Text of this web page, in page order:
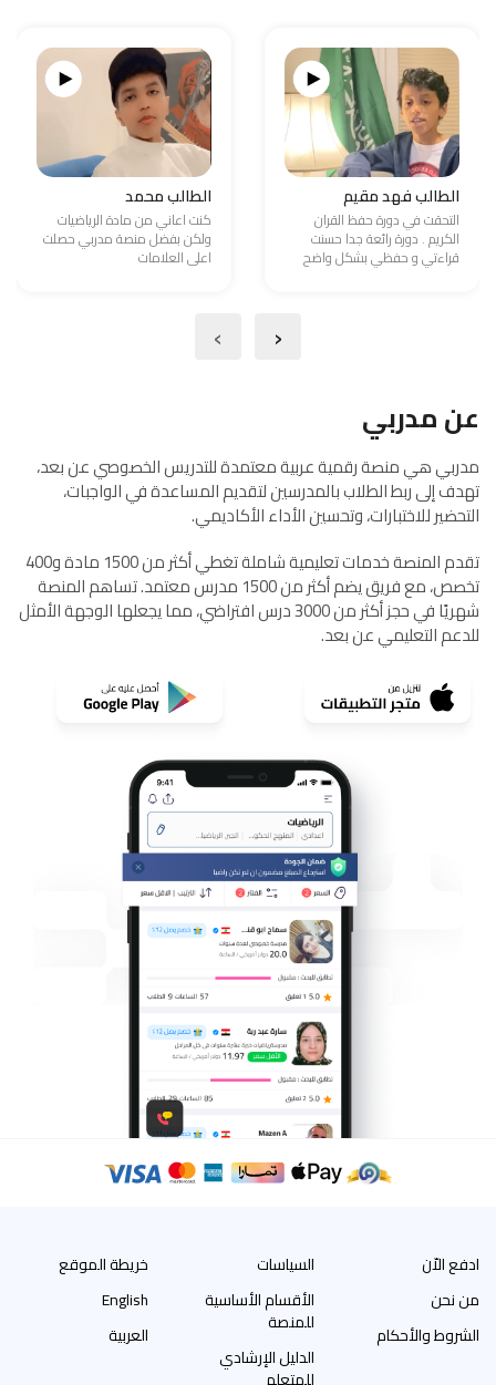
الطالب فهد مقيم
التحقت في دورة حفظ القران
الكريم . دورة رائعة جدا حسنت
قراءتي و حفظي بشكل واضح
الطالب محمد
كنت اعاني من مادة الرياضيات
ولكن بفضل منصة مدربي حصلت
اعلى العلامات
‹
›
عن مدربي
مدربي هي منصة رقمية عربية معتمدة للتدريس الخصوصي عن بعد،
تهدف إلى ربط الطلاب بالمدرسين لتقديم المساعدة في الواجبات،
التحضير للاختبارات، وتحسين الأداء الأكاديمي.
تقدم المنصة خدمات تعليمية شاملة تغطي أكثر من 1500 مادة و400
تخصص، مع فريق يضم أكثر من 1500 مدرس معتمد. تساهم المنصة
شهريًا في حجز أكثر من 3000 درس افتراضي، مما يجعلها الوجهة الأمثل
للدعم التعليمي عن بعد.
ادفع الاّن
من نحن
الشروط والأحكام
السياسات
الأقسام الأساسية
للمنصة
الدليل الإرشادي
خريطة الموقع
English
العربية